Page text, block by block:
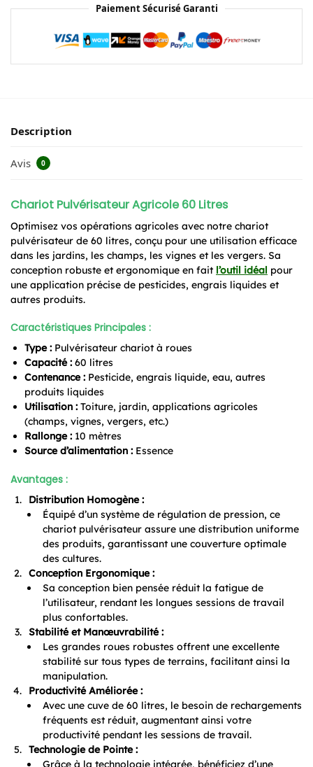
Paiement Sécurisé Garanti
Description
Avis 0
Chariot Pulvérisateur Agricole 60 Litres
Optimisez vos opérations agricoles avec notre chariot
pulvérisateur de 60 litres, conçu pour une utilisation efficace
dans les jardins, les champs, les vignes et les vergers. Sa
conception robuste et ergonomique en fait l’outil idéal pour
une application précise de pesticides, engrais liquides et
autres produits.
Caractéristiques Principales :
Type : Pulvérisateur chariot à roues
Capacité : 60 litres
Contenance : Pesticide, engrais liquide, eau, autres
produits liquides
Utilisation : Toiture, jardin, applications agricoles
(champs, vignes, vergers, etc.)
Rallonge : 10 mètres
Source d’alimentation : Essence
Avantages :
Distribution Homogène :
Équipé d’un système de régulation de pression, ce
chariot pulvérisateur assure une distribution uniforme
des produits, garantissant une couverture optimale
des cultures.
Conception Ergonomique :
Sa conception bien pensée réduit la fatigue de
l’utilisateur, rendant les longues sessions de travail
plus confortables.
Stabilité et Manœuvrabilité :
Les grandes roues robustes offrent une excellente
stabilité sur tous types de terrains, facilitant ainsi la
manipulation.
Productivité Améliorée :
Avec une cuve de 60 litres, le besoin de rechargements
fréquents est réduit, augmentant ainsi votre
productivité pendant les sessions de travail.
Technologie de Pointe :
Grâce à la technologie intégrée, bénéficiez d’une